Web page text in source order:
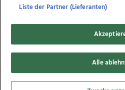
Copyrights © 2026 Tips
developed by
Liste der Partner (Lieferanten)
Alle